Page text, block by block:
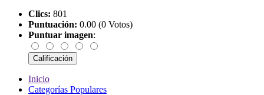
Clics: 801
Puntuación: 0.00 (0 Votos)
Puntuar imagen:
Inicio
Categorías Populares